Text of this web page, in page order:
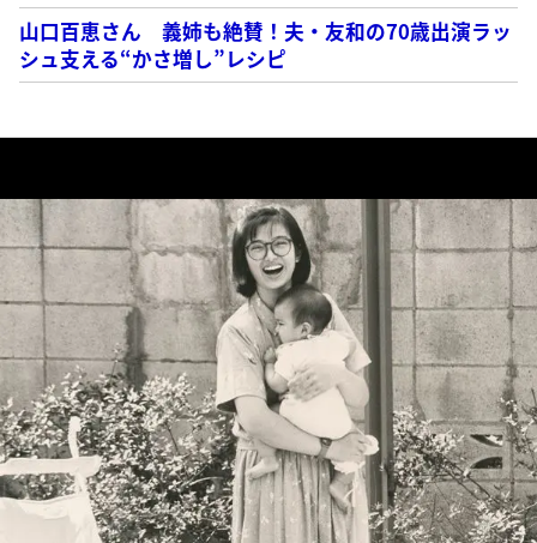
山口百恵さん 義姉も絶賛！夫・友和の70歳出演ラッ
シュ支える“かさ増し”レシピ